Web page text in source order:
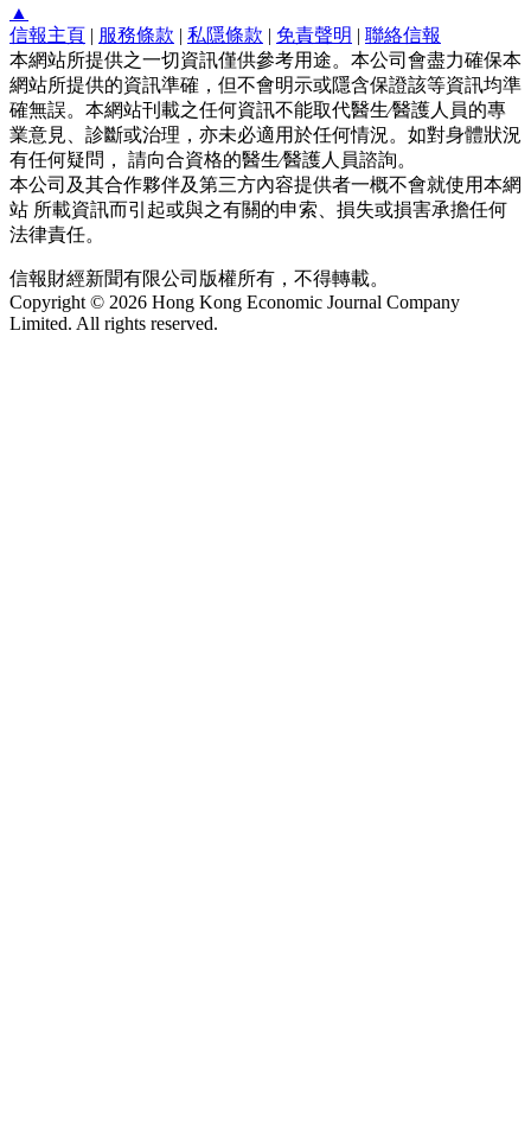
▲
信報主頁 | 服務條款 | 私隱條款 | 免責聲明 | 聯絡信報
本網站所提供之一切資訊僅供參考用途。本公司會盡力確保本
網站所提供的資訊準確，但不會明示或隱含保證該等資訊均準
確無誤。本網站刊載之任何資訊不能取代醫生∕醫護人員的專
業意見、診斷或治理，亦未必適用於任何情況。如對身體狀況
有任何疑問， 請向合資格的醫生∕醫護人員諮詢。
本公司及其合作夥伴及第三方內容提供者一概不會就使用本網
站 所載資訊而引起或與之有關的申索、損失或損害承擔任何
法律責任。
信報財經新聞有限公司版權所有，不得轉載。
Copyright © 2026 Hong Kong Economic Journal Company
Limited. All rights reserved.